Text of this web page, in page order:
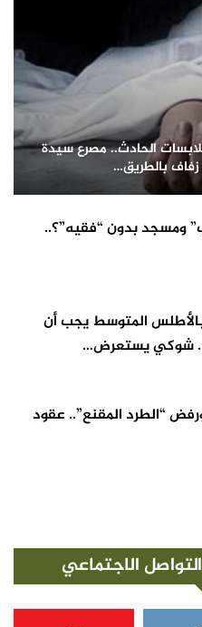
الحادث.. مصرع سيدة
بالطريق…
ومسجد بدون “فقيه”؟..
المتوسط يجب أن
شوكي يستعرض…
“الطرد المقنع”.. عقود
الاجتماعي